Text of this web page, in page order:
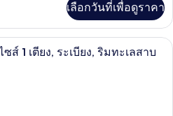
เลือกวันที่เพื่อดูราคา
พาโนรามิกสตูดิโอ, เตียงควีนไซส์ 1 เตีย
1 เตียง, ระเบียง, ริมทะเลสาบ